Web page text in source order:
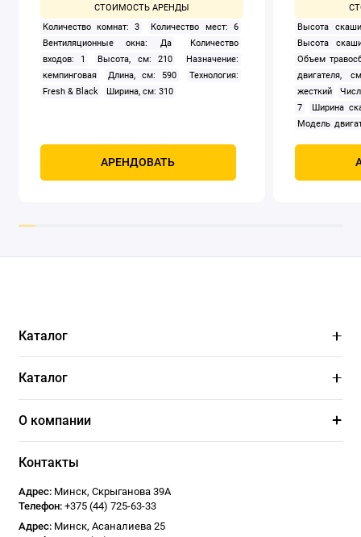
Количество комнат: 3
Количество мест: 6
Вентиляционные окна: Да
Количество
входов: 1
Высота, см: 210
Назначение:
кемпинговая
Длина, см: 590
Технология:
Fresh & Black
Ширина, см: 310
АРЕНДОВАТЬ
Высота
Высота
Объем
двигателя,
жесткий
7
Ширина
Модель
Мощность,
Каталог
Каталог
О компании
Контакты
Адрес: Минск, Скрыганова 39А
Телефон: +375 (44) 725-63-33
Адрес: Минск, Асаналиева 25